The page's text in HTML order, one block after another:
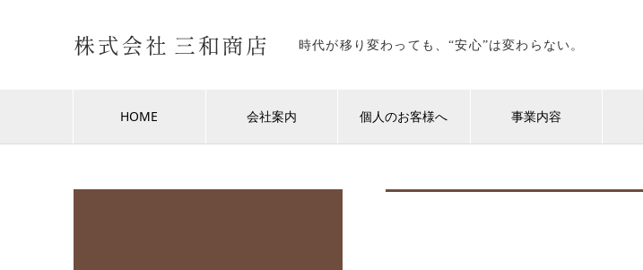
時代が移り変わっても、“安心”は変わらない。
HOME 会社案内 個人のお客様へ 事業内容